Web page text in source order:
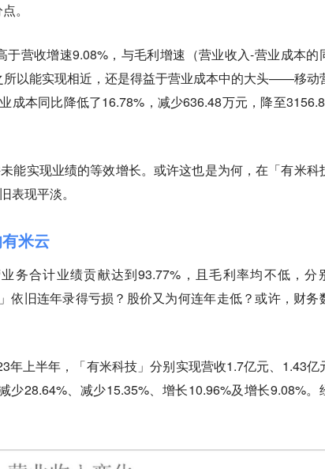
。
于营收增速9.08%，与毛利增速（营业收入-营业成本的
所以能实现相近，还是得益于营业成本中的大头——移动
成本同比降低了16.78%，减少636.48万元，降至
能实现业绩的等效增长。或许这也是为何，在「有米科
表现平淡。
米云
务合计业绩贡献达到93.77%，且毛利率均不低，分
依旧连年录得亏损？股价又为何连年走低？或许，财务
年上半年，「有米科技」分别实现营收1.7亿元、1.43亿
少28.64%、减少15.35%、增长10.96%及增长9.08%。